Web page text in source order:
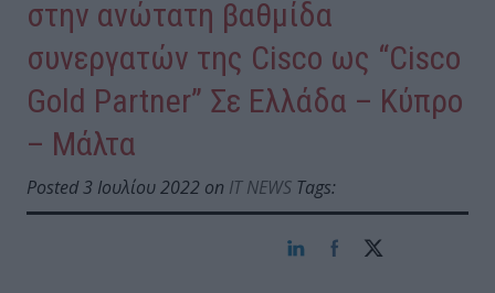
στην ανώτατη βαθμίδα
συνεργατών της Cisco ως “Cisco
Gold Partner” Σε Ελλάδα – Κύπρο
– Μάλτα
Posted 3 Ιουλίου 2022 on IT NEWS Tags: